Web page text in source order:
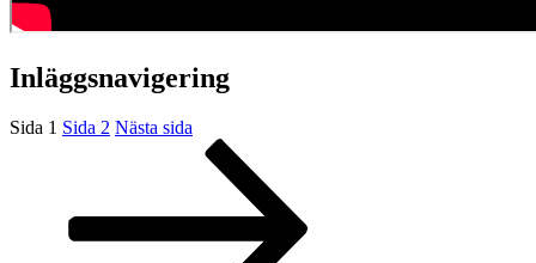
Inläggsnavigering
Sida 1 Sida 2 Nästa sida